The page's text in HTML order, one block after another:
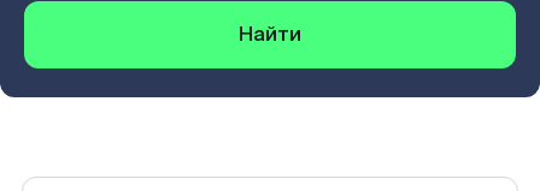
Найти